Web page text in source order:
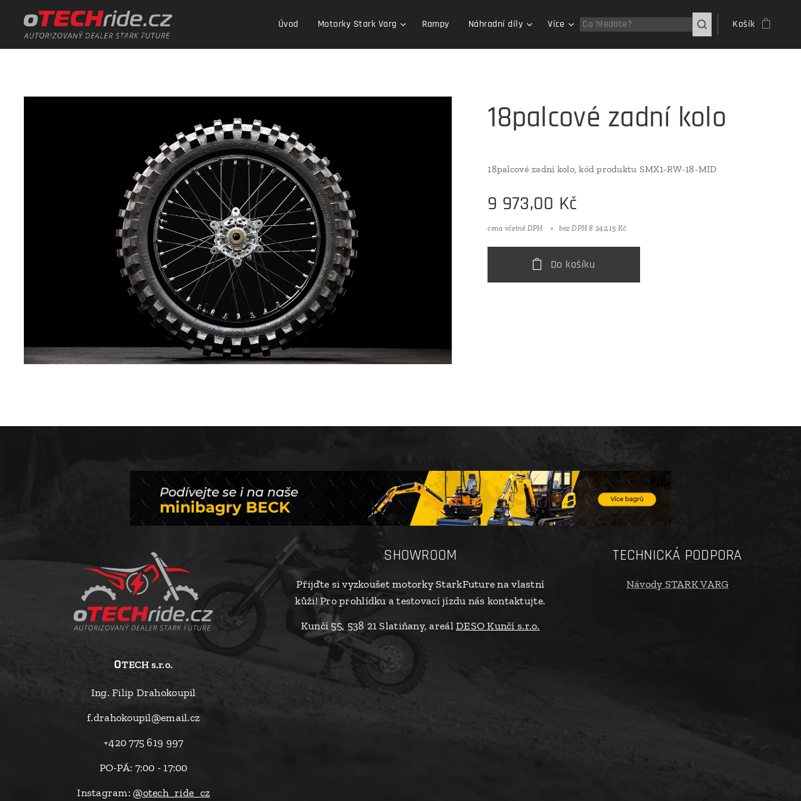
Úvod Motorky Stark Varg Rampy Náhradní díly Více Košík
18palcové zadní kolo
18palcové zadní kolo, kód produktu SMX1-RW-18-MID
9 973,00 Kč
cena včetně DPH bez DPH 8 242,15 Kč
Do košíku
oTECH s.r.o.
Ing. Filip Drahokoupil
f.drahokoupil@email.cz
+420 775 619 997
PO-PÁ: 7:00 - 17:00
Instagram:@otech_ride_cz
SHOWROOM
Přijďte si vyzkoušet motorky StarkFuture na vlastní
kůži! Pro prohlídku a testovací jízdu nás kontaktujte.
Kunčí 55, 538 21 Slatiňany, areálDESO Kunčí s.r.o.
TECHNICKÁ PODPORA
Návody STARK VARG